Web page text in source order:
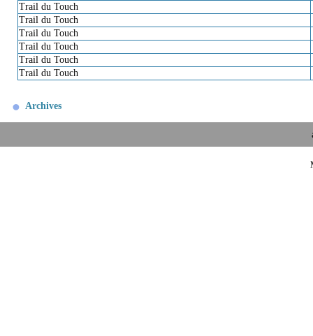
Trail du Touch
Trail du Touch
Trail du Touch
Trail du Touch
Trail du Touch
Trail du Touch
Archives